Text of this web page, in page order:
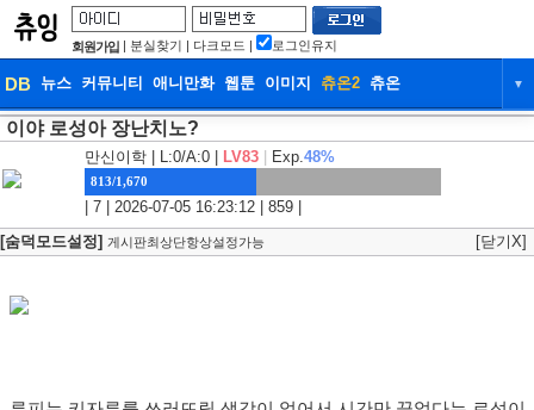
회원가입 | 분실찾기 | 다크모드 | 로그인유지
DB 뉴스 커뮤니티 애니만화 웹툰 이미지 츄온2 츄온 ▼
DB 뉴스
웹툰 이미지 츄온2
이야 로성아 장난치노?
만신이학 | L:0/A:0 | LV83 Exp.48%
813/1,670
| 7 | 2026-07-05 16:23:12 | 859 |
[숨덕모드설정] 게시판최상단항상설정가능 [닫기X]